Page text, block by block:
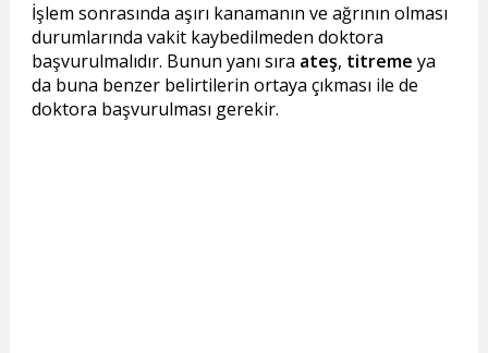
İşlem sonrasında aşırı kanamanın ve ağrının olması
durumlarında vakit kaybedilmeden doktora
başvurulmalıdır. Bunun yanı sıra ateş, titreme ya
da buna benzer belirtilerin ortaya çıkması ile de
doktora başvurulması gerekir.